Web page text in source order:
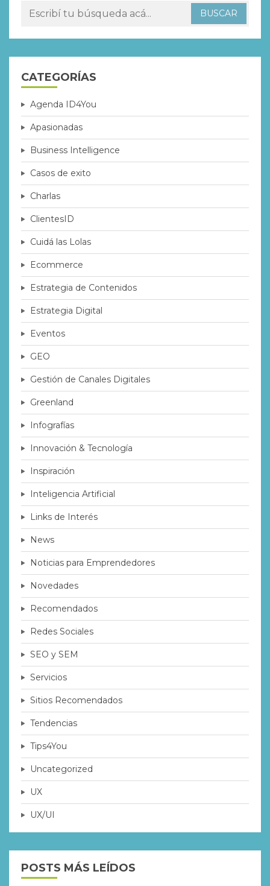
CATEGORÍAS
Agenda ID4You
Apasionadas
Business Intelligence
Casos de exito
Charlas
ClientesID
Cuidá las Lolas
Ecommerce
Estrategia de Contenidos
Estrategia Digital
Eventos
GEO
Gestión de Canales Digitales
Greenland
Infografías
Innovación & Tecnología
Inspiración
Inteligencia Artificial
Links de Interés
News
Noticias para Emprendedores
Novedades
Recomendados
Redes Sociales
SEO y SEM
Servicios
Sitios Recomendados
Tendencias
Tips4You
Uncategorized
UX
UX/UI
POSTS MÁS LEÍDOS